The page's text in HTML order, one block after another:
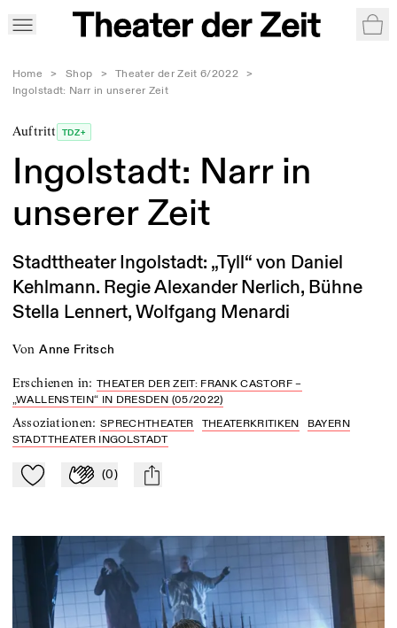
Home > Shop > Theater der Zeit 6/2022
>
Ingolstadt: Narr in unserer Zeit
Auftritt TDZ+
Ingolstadt: Narr in
unserer Zeit
Stadttheater Ingolstadt: „Tyll“ von Daniel
Kehlmann. Regie Alexander Nerlich, Bühne
Stella Lennert, Wolfgang Menardi
von Anne Fritsch
Erschienen in:THEATER DER ZEIT: FRANK CASTORF –
„WALLENSTEIN“ IN DRESDEN (05/2022)
Assoziationen:SPRECHTHEATER THEATERKRITIKEN
BAYERN
STADTTHEATER INGOLSTADT
Zu Mein-TdZ hinzufügen
Applaudieren
(0) mail